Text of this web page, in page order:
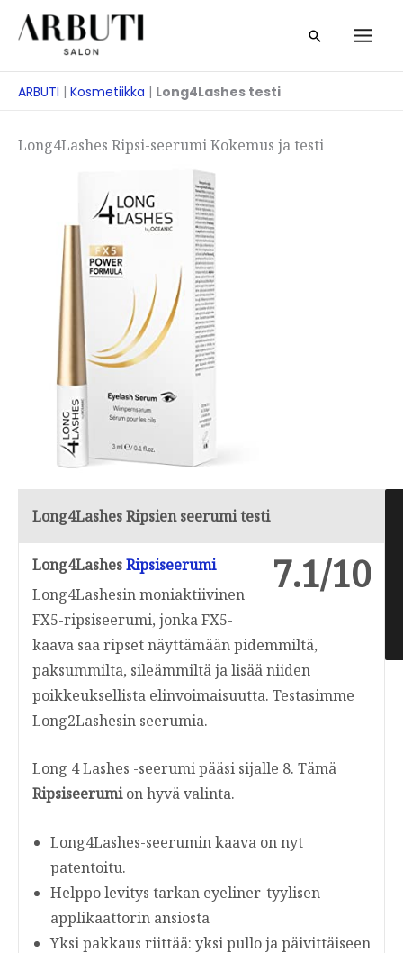
Siirry
sisältöön
Etsi
ARBUTI | Kosmetiikka | Long4Lashes testi
Long4Lashes Ripsi-seerumi Kokemus ja testi
Long4Lashes Ripsien seerumi testi
7.1/10
Long4LashesRipsiseerumi
Long4Lashesin moniaktiivinen
FX5-ripsiseerumi, jonka FX5-
kaava saa ripset näyttämään pidemmiltä,
paksummilta, sileämmiltä ja lisää niiden
poikkeuksellista elinvoimaisuutta. Testasimme
Long2Lashesin seerumia.
Long 4 Lashes -seerumi pääsi sijalle 8. Tämä
Ripsiseerumion hyvä valinta.
Long4Lashes-seerumin kaava on nyt
patentoitu.
Helppo levitys tarkan eyeliner-tyylisen
applikaattorin ansiosta
Yksi pakkaus riittää: yksi pullo ja päivittäiseen